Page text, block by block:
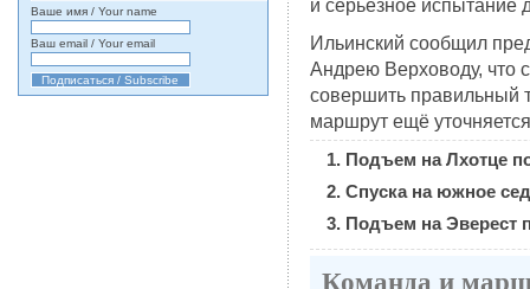
Ваше имя / Your name
Ваш email / Your email
и серьезное испытание
Ильинский сообщил
Андрею Верховоду, что
совершить правильный
маршрут ещё
Подъем на Лхотце
Спуска на южное
Подъем на Эверест
Команда и